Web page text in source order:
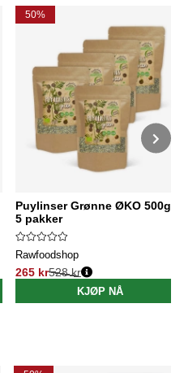
50%
Puylinser Grønne ØKO 500g x
5 pakker
Rawfoodshop
265 kr
Vanlig pris:
528 kr
KJØP NÅ